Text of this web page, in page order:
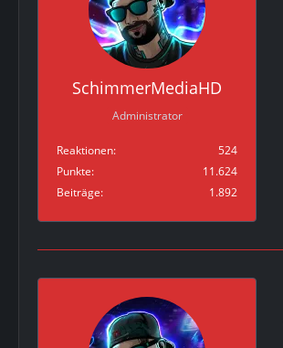
SchimmerMediaHD
Administrator
Reaktionen
524
Punkte
11.624
Beiträge
1.892